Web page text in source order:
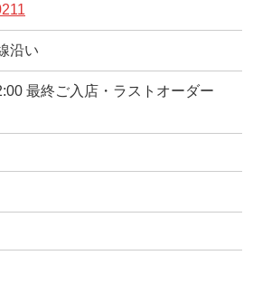
沿い
最終ご入店・ラストオーダー